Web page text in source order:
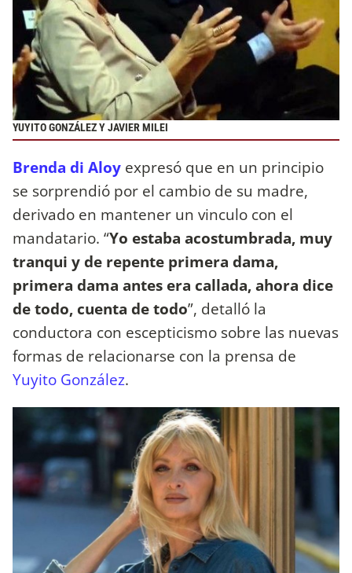
YUYITO GONZÁLEZ Y JAVIER MILEI
Brenda di Aloy expresó que en un principio
se sorprendió por el cambio de su madre,
derivado en mantener un vinculo con el
mandatario. “Yo estaba acostumbrada, muy
tranqui y de repente primera dama,
primera dama antes era callada, ahora dice
de todo, cuenta de todo”, detalló la
conductora con escepticismo sobre las nuevas
formas de relacionarse con la prensa de
Yuyito González.